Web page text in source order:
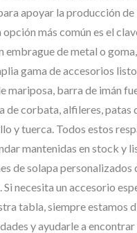
apoyar la producción de
más común es el
embrague de metal o
gama de accesorios
mariposa, barra de imán
de corbata, alfileres, patas
y tuerca. Todos estos
mantenidas en stock y
de solapa personalizados
necesita un accesorio
tabla, siempre estamos
y ayudarle a